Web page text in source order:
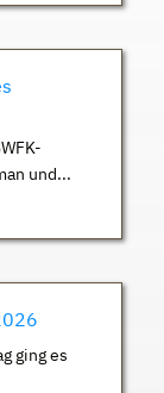
und...
ging es